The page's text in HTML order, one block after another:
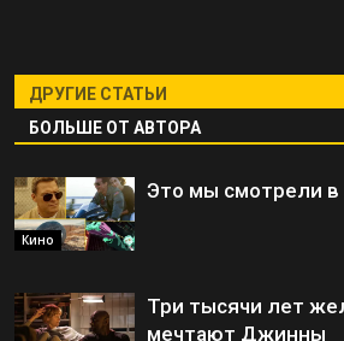
ДРУГИЕ СТАТЬИ
БОЛЬШЕ ОТ АВТОРА
Кино
Это мы смотрели в
Три тысячи лет
мечтают Джинны